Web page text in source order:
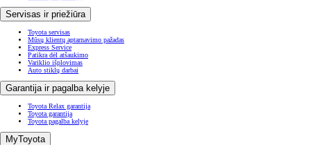
Servisas ir priežiūra
Toyota servisas
Mūsų klientų aptarnavimo pažadas
Express Service
Patikra dėl atšaukimo
Variklio išplovimas
Auto stiklų darbai
Garantija ir pagalba kelyje
Toyota Relax garantija
Toyota garantija
Toyota pagalba kelyje
MyToyota